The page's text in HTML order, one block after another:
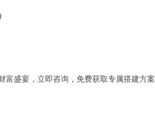
盛宴，立即咨询，免费获取专属搭建方案